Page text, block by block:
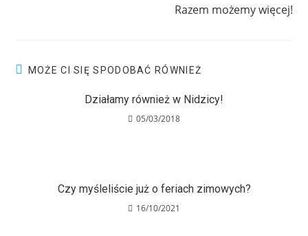
Razem możemy więcej!
MOŻE CI SIĘ SPODOBAĆ RÓWNIEŻ
Działamy również w Nidzicy!
05/03/2018
Czy myśleliście już o feriach zimowych?
16/10/2021